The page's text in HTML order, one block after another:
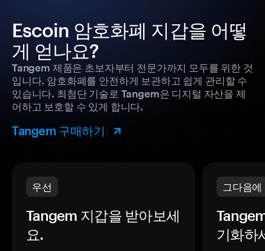
Escoin 암호화폐 지갑을 어떻
게 얻나요?
Tangem 제품은 초보자부터 전문가까지 모두를 위한 것
입니다. 암호화폐를 안전하게 보관하고 쉽게 관리할 수
있습니다. 최첨단 기술로 Tangem은 디지털 자산을 제
어하고 보호할 수 있게 합니다.
Tangem 구매하기
우선
Tangem 지갑을 받아보세
요.
그다음에
기화하